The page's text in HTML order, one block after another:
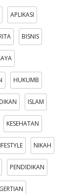
APLIKASI
BISNIS
HUKUMB
ISLAM
KESEHATAN
NIKAH
PENDIDIKAN